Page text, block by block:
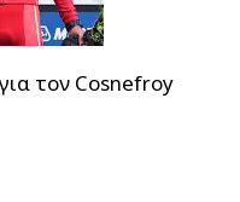
τον Cosnefroy